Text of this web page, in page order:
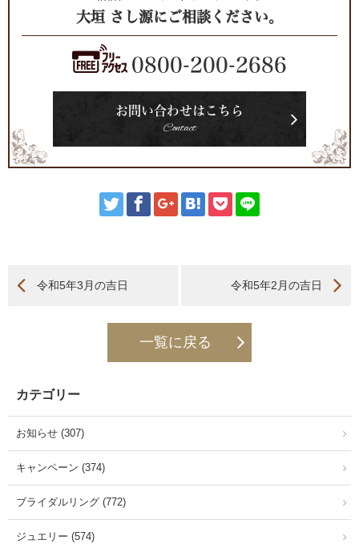
大垣 さし源にご相談ください。
0800-200-2686
お問い合わせはこちら
Contact
令和5年3月の吉日 令和5年2月の吉日
一覧に戻る
カテゴリー
お知らせ (307)
キャンペーン (374)
ブライダルリング (772)
ジュエリー (574)